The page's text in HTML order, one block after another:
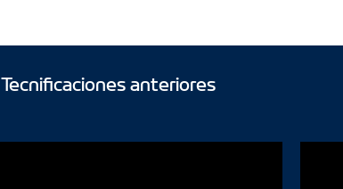
Tecnificaciones anteriores